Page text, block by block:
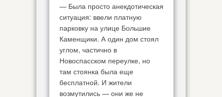
— Была просто анекдотическая
ситуация: ввели платную
парковку на улице Большие
Каменщики. А один дом стоял
углом, частично в
Новоспасском переулке, но
там стоянка была еще
бесплатной. И жители
возмутились — они же не